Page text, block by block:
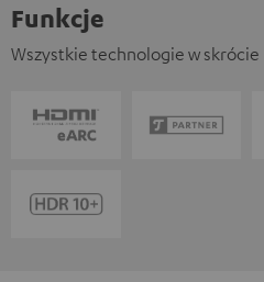
Funkcje
Wszystkie technologie w skrócie